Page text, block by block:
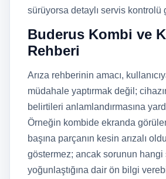
sürüyorsa detaylı servis kontrolü
Buderus Kombi ve
Rehberi
Arıza rehberinin amacı,
müdahale yaptırmak değil;
belirtileri anlamlandırmasına
Örneğin kombide ekranda
başına parçanın kesin arızalı
göstermez; ancak sorunun hangi
yoğunlaştığına dair ön bilgi